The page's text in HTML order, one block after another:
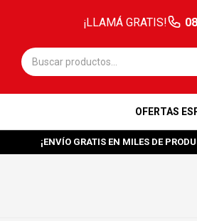
¡LLAMÁ GRATIS!
OFERTAS
¡ENVÍO GRATIS EN MILES DE